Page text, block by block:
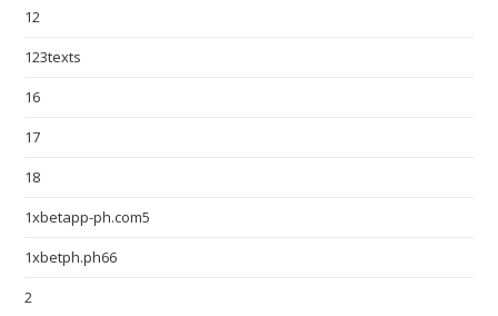
12
123texts
16
17
18
1xbetapp-ph.com5
1xbetph.ph66
2